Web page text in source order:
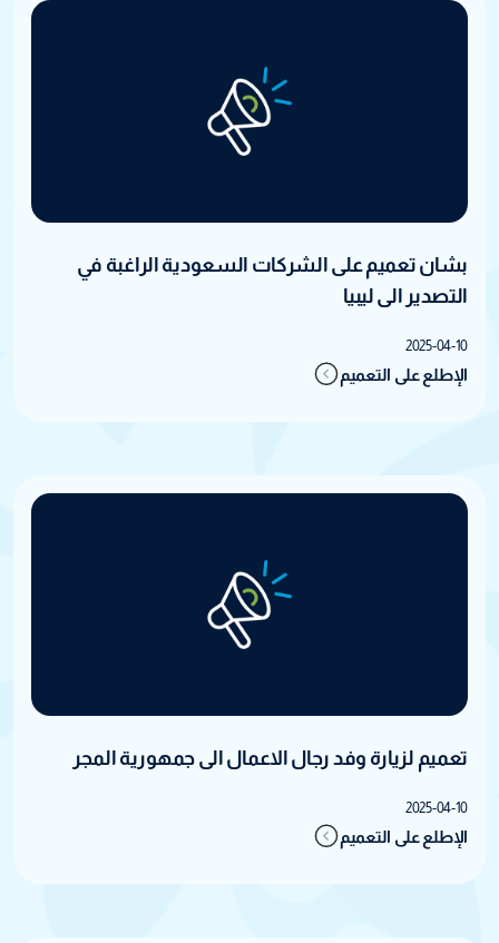
بشان تعميم على الشركات السعودية الراغبة في
التصدير الى ليبيا
2025-04-10
الإطلع على التعميم
تعميم لزيارة وفد رجال الاعمال الى جمهورية المجر
2025-04-10
الإطلع على التعميم